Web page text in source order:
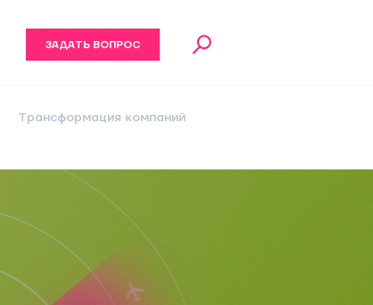
ЗАДАТЬ ВОПРОС
Трансформация компаний